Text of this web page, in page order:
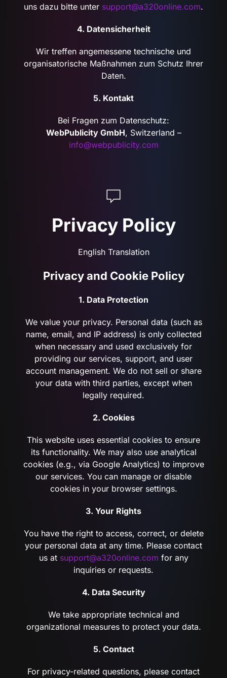
uns dazu bitte unter support@a320online.com.
4. Datensicherheit
Wir treffen angemessene technische und
organisatorische Maßnahmen zum Schutz Ihrer
Daten.
5. Kontakt
Bei Fragen zum Datenschutz:
WebPublicity GmbH, Switzerland –
info@webpublicity.com
Privacy Policy
English Translation
Privacy and Cookie Policy
1. Data Protection
We value your privacy. Personal data (such as
name, email, and IP address) is only collected
when necessary and used exclusively for
providing our services, support, and user
account management. We do not sell or share
your data with third parties, except when
legally required.
2. Cookies
This website uses essential cookies to ensure
its functionality. We may also use analytical
cookies (e.g., via Google Analytics) to improve
our services. You can manage or disable
cookies in your browser settings.
3. Your Rights
You have the right to access, correct, or delete
your personal data at any time. Please contact
us at support@a320online.com for any
inquiries or requests.
4. Data Security
We take appropriate technical and
organizational measures to protect your data.
5. Contact
For privacy-related questions, please contact